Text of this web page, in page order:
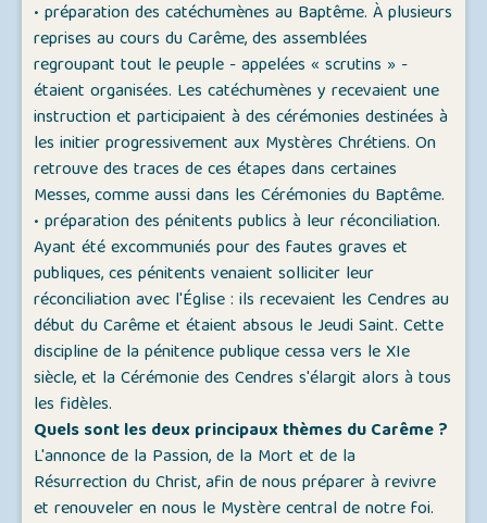
• préparation des catéchumènes au Baptême. À plusieurs
reprises au cours du Carême, des assemblées
regroupant tout le peuple - appelées « scrutins » -
étaient organisées. Les catéchumènes y recevaient une
instruction et participaient à des cérémonies destinées à
les initier progressivement aux Mystères Chrétiens. On
retrouve des traces de ces étapes dans certaines
Messes, comme aussi dans les Cérémonies du Baptême.
• préparation des pénitents publics à leur réconciliation.
Ayant été excommuniés pour des fautes graves et
publiques, ces pénitents venaient solliciter leur
réconciliation avec l'Église : ils recevaient les Cendres au
début du Carême et étaient absous le Jeudi Saint. Cette
discipline de la pénitence publique cessa vers le XIe
siècle, et la Cérémonie des Cendres s'élargit alors à tous
les fidèles.
Quels sont les deux principaux thèmes du Carême ?
L'annonce de la Passion, de la Mort et de la
Résurrection du Christ, afin de nous préparer à revivre
et renouveler en nous le Mystère central de notre foi.